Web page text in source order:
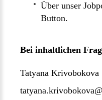
Über unser
Button.
Bei inhaltlichen
Tatyana Krivobokova